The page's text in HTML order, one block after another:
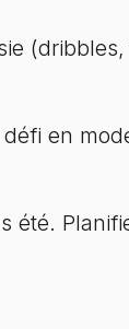
(dribbles,
en
été.